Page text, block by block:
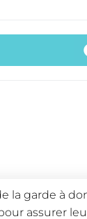
la garde à
assurer